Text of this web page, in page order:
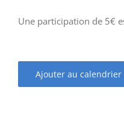
Une participation de 5€
Ajouter au calendrier